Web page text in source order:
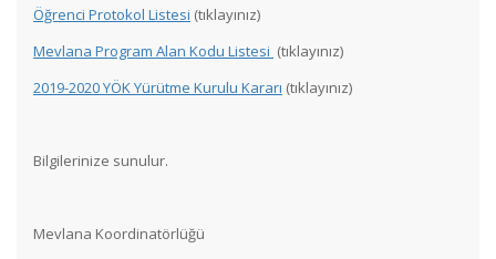
Öğrenci Protokol Listesi (tıklayınız)
Mevlana Program Alan Kodu Listesi (tıklayınız)
2019-2020 YÖK Yürütme Kurulu Kararı (tıklayınız)
Bilgilerinize sunulur.
Mevlana Koordinatörlüğü